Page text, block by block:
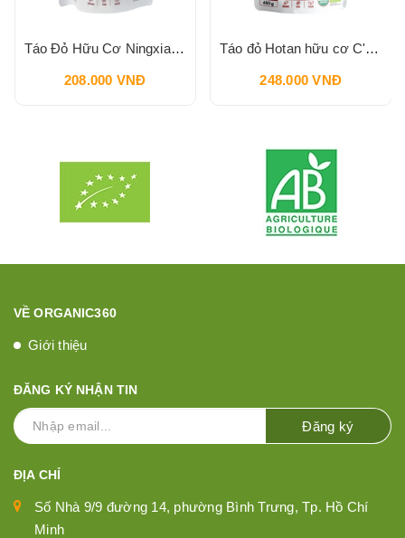
Táo Đỏ Hữu Cơ Ningxia C'LAVIE 450g
208.000 VNĐ
Táo đỏ Hotan hữu cơ C'LaVie 450g
248.000 VNĐ
VỀ ORGANIC360
Giới thiệu
ĐĂNG KÝ NHẬN TIN
Đăng ký
ĐỊA CHỈ
Số Nhà 9/9 đường 14, phường Bình Trưng, Tp. Hồ Chí
Minh